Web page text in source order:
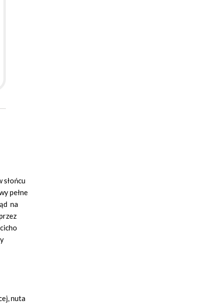
słońcu
pełne
na
nuta